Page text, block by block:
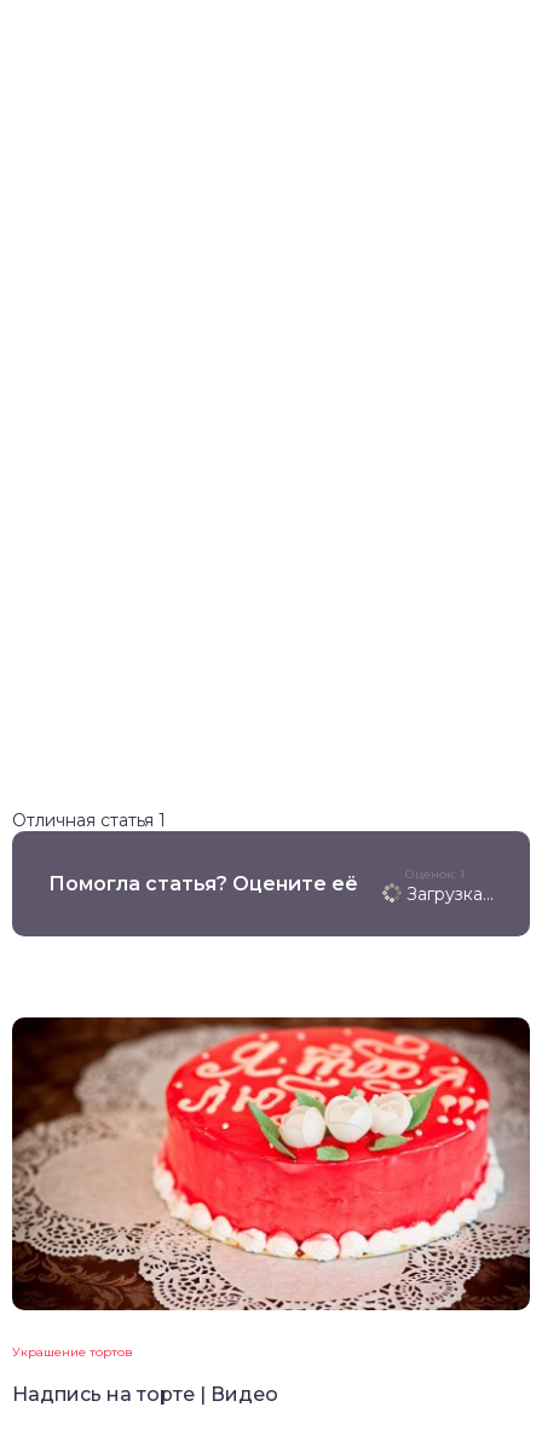
Отличная статья 1
Помогла статья? Оцените её Оценок: 1
Загрузка...
Украшение тортов
Надпись на торте | Видео